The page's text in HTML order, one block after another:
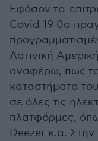
Εφόσον το
Covid 19 θα
Λατινική
αναφέρω, πως
καταστήματα
σε όλες τις
πλατφόρμες,
Deezer κ.α. Στην